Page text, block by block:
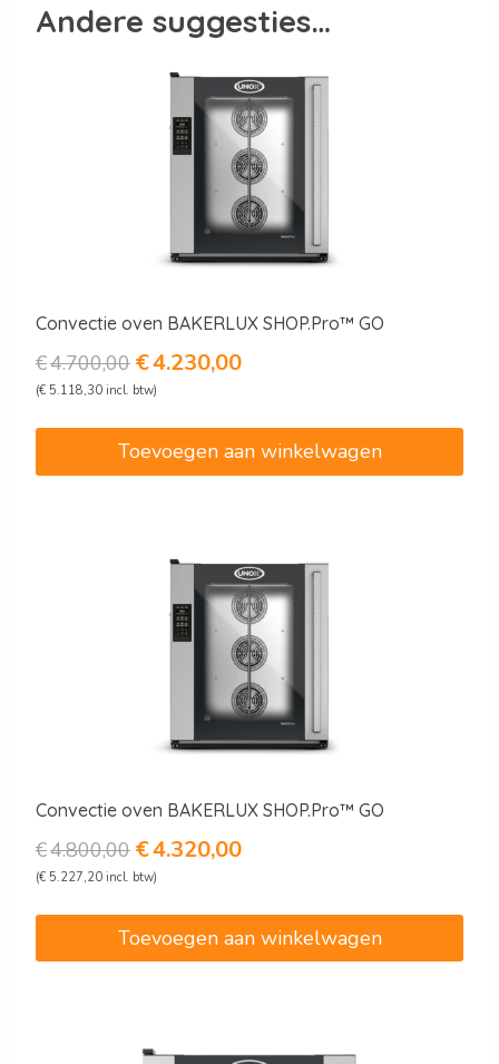
Andere suggesties…
Convectie oven BAKERLUX SHOP.Pro™ GO
€4.700,00 Oorspronkelijke
prijs
was:
€4.700,00.
€4.230,00Huidige
€4.230,00.
(€ 5.118,30 incl. btw)
Toevoegen aan winkelwagen
Convectie oven BAKERLUX SHOP.Pro™ GO
€4.800,00 Oorspronkelijke
was:
€4.800,00.
€4.320,00Huidige
€4.320,00.
(€ 5.227,20 incl. btw)
Toevoegen aan winkelwagen